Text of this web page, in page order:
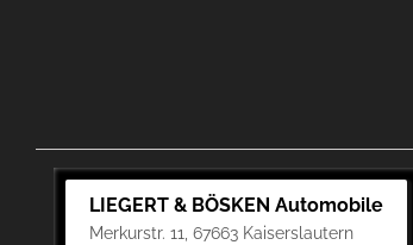
LIEGERT & BÖSKEN Automobile
Merkurstr. 11, 67663 Kaiserslautern